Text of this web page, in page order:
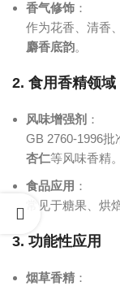
香气修饰 ‌：
作为花香、清香
麝香底韵‌。
2. 食用香精领域
风味增强剂 ‌：
GB 2760-1996批
杏仁‌等风味香精。
食品应用 ‌：
常见于糖果、烘
3. 功能性应用
烟草香精 ‌：